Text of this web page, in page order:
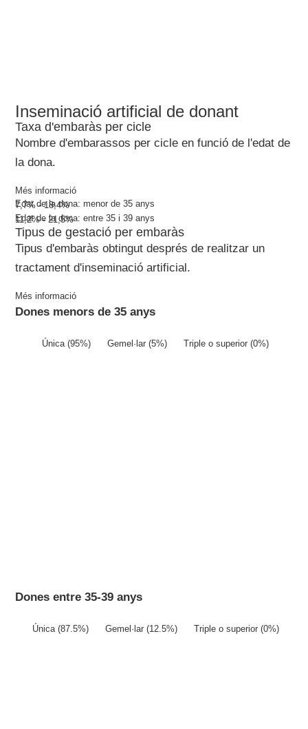
Inseminació artificial de donant
Taxa d'embaràs per cicle
Nombre d'embarassos per cicle en funció de l'edat de
la dona.
Més informació
Edat de la dona: menor de 35 anys
7,7% - 18,4%
Edat de la dona: entre 35 i 39 anys
11,2% - 21,5%
Tipus de gestació per embaràs
Tipus d'embaràs obtingut després de realitzar un
tractament d'inseminació artificial.
Més informació
Dones menors de 35 anys
Única (95%) Gemel·lar (5%) Triple o superior (0%)
Dones entre 35-39 anys
Única (87.5%) Gemel·lar (12.5%) Triple o superior (0%)